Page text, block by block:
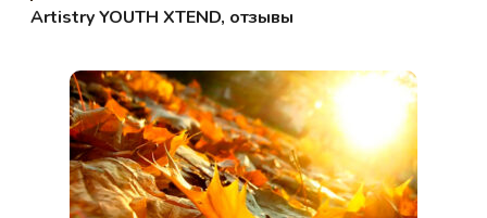
Artistry YOUTH XTEND, отзывы